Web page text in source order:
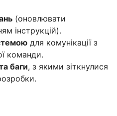
(оновлювати
інструкцій).
для комунікації з
команди.
баги, з якими зіткнулися